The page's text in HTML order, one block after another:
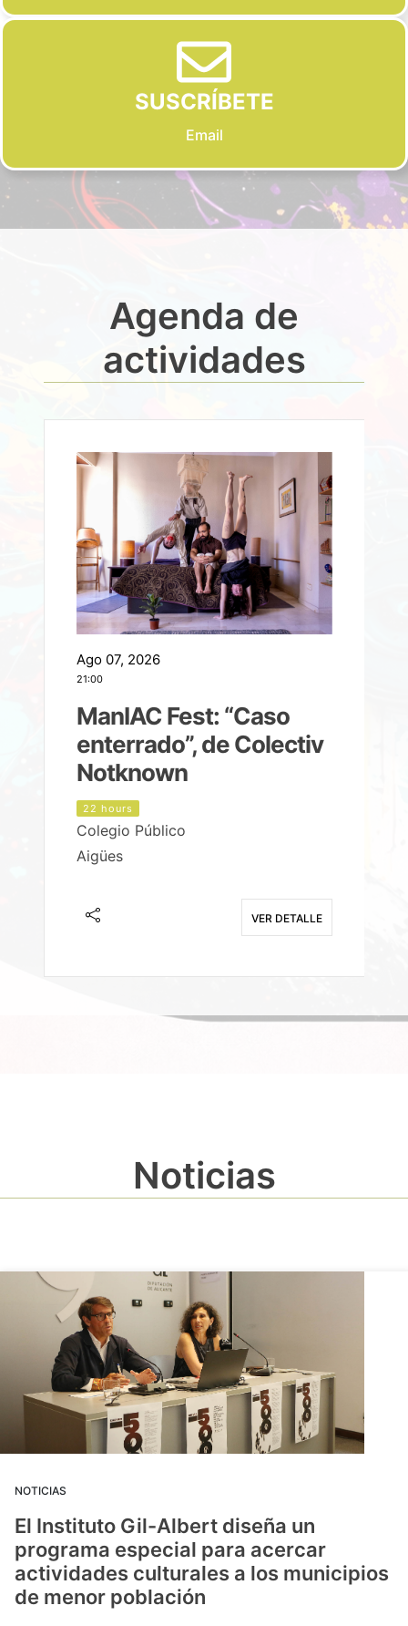
SUSCRÍBETE
Email
Agenda de
actividades
Ago 07, 2026
21:00
ManIAC Fest: “Caso
enterrado”, de Colectiv
Notknown
22 hours
Colegio Público
Aigües
VER DETALLE
Noticias
NOTICIAS
El Instituto Gil-Albert diseña un
programa especial para acercar
actividades culturales a los municipios
de menor población